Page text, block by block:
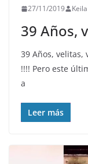
27/11/2019 Keila
39 Años,
39 Años, velitas,
!!!! Pero este
a
Leer más